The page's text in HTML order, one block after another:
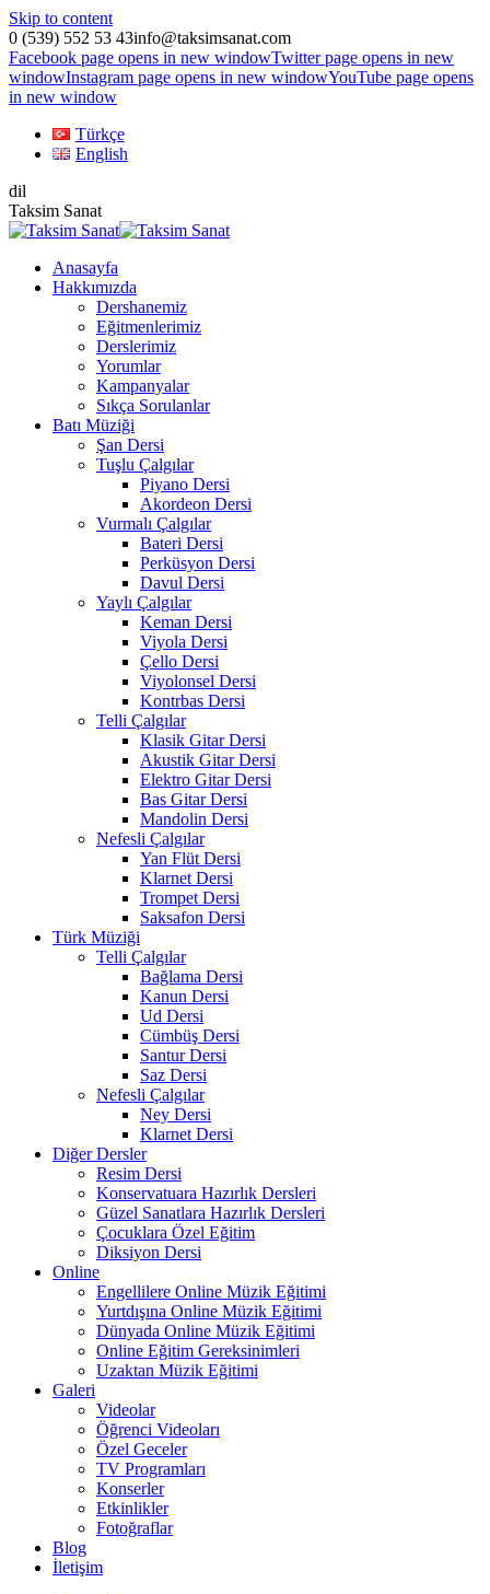
Skip to content
0 (539) 552 53 43info@taksimsanat.com
Facebook page opens in new windowTwitter page opens in new
windowInstagram page opens in new windowYouTube page opens
in new window
Türkçe
English
dil
Taksim Sanat
Anasayfa
Hakkımızda
Dershanemiz
Eğitmenlerimiz
Derslerimiz
Yorumlar
Kampanyalar
Sıkça Sorulanlar
Batı Müziği
Şan Dersi
Tuşlu Çalgılar
Piyano Dersi
Akordeon Dersi
Vurmalı Çalgılar
Bateri Dersi
Perküsyon Dersi
Davul Dersi
Yaylı Çalgılar
Keman Dersi
Viyola Dersi
Çello Dersi
Viyolonsel Dersi
Kontrbas Dersi
Telli Çalgılar
Klasik Gitar Dersi
Akustik Gitar Dersi
Elektro Gitar Dersi
Bas Gitar Dersi
Mandolin Dersi
Nefesli Çalgılar
Yan Flüt Dersi
Klarnet Dersi
Trompet Dersi
Saksafon Dersi
Türk Müziği
Telli Çalgılar
Bağlama Dersi
Kanun Dersi
Ud Dersi
Cümbüş Dersi
Santur Dersi
Saz Dersi
Nefesli Çalgılar
Ney Dersi
Klarnet Dersi
Diğer Dersler
Resim Dersi
Konservatuara Hazırlık Dersleri
Güzel Sanatlara Hazırlık Dersleri
Çocuklara Özel Eğitim
Diksiyon Dersi
Online
Engellilere Online Müzik Eğitimi
Yurtdışına Online Müzik Eğitimi
Dünyada Online Müzik Eğitimi
Online Eğitim Gereksinimleri
Uzaktan Müzik Eğitimi
Galeri
Videolar
Öğrenci Videoları
Özel Geceler
TV Programları
Konserler
Etkinlikler
Fotoğraflar
Blog
İletişim